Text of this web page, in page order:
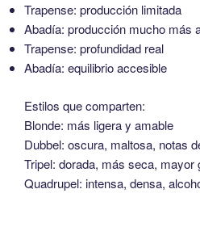
Trapense: producción limitada
Abadía: producción mucho más
Trapense: profundidad real
Abadía: equilibrio accesible
Estilos que comparten:
Blonde: más ligera y amable
Dubbel: oscura, maltosa, notas
Tripel: dorada, más seca, mayor
Quadrupel: intensa, densa,